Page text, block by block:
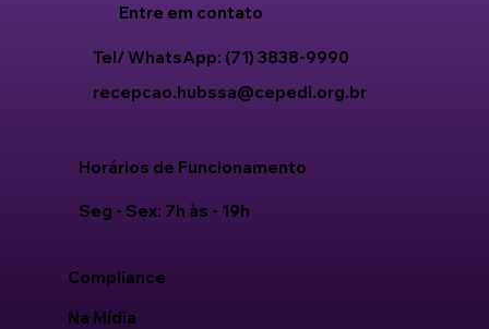
Entre em contato
Tel/ WhatsApp: (71) 3838-9990
recepcao.hubssa@cepedi.org.br
Compliance
Na Mídia
Seg - Sex: 7h às - 19h
Horários de Funcionamento